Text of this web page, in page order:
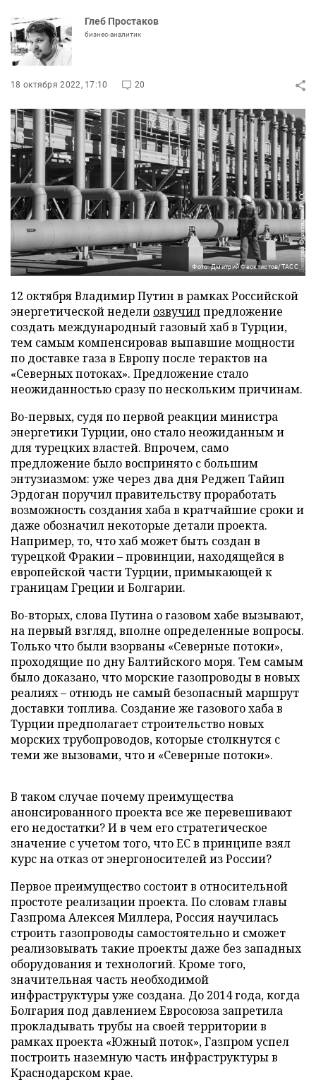
Глеб Простаков
бизнес-аналитик
18 октября 2022, 17:10 20
Фото: Дмитрий Феоктистов/ТАСС
12 октября Владимир Путин в рамках Российской
энергетической недели озвучилпредложение
создать международный газовый хаб в Турции,
тем самым компенсировав выпавшие мощности
по доставке газа в Европу после терактов на
«Северных потоках». Предложение стало
неожиданностью сразу по нескольким причинам.
Во-первых, судя по первой реакции министра
энергетики Турции, оно стало неожиданным и
для турецких властей. Впрочем, само
предложение было воспринято с большим
энтузиазмом: уже через два дня Реджеп Тайип
Эрдоган поручил правительству проработать
возможность создания хаба в кратчайшие сроки и
даже обозначил некоторые детали проекта.
Например, то, что хаб может быть создан в
турецкой Фракии – провинции, находящейся в
европейской части Турции, примыкающей к
границам Греции и Болгарии.
Во-вторых, слова Путина о газовом хабе вызывают,
на первый взгляд, вполне определенные вопросы.
Только что были взорваны «Северные потоки»,
проходящие по дну Балтийского моря. Тем самым
было доказано, что морские газопроводы в новых
реалиях – отнюдь не самый безопасный маршрут
доставки топлива. Создание же газового хаба в
Турции предполагает строительство новых
морских трубопроводов, которые столкнутся с
теми же вызовами, что и «Северные потоки».
В таком случае почему преимущества
анонсированного проекта все же перевешивают
его недостатки? И в чем его стратегическое
значение с учетом того, что ЕС в принципе взял
курс на отказ от энергоносителей из России?
Первое преимущество состоит в относительной
простоте реализации проекта. По словам главы
Газпрома Алексея Миллера, Россия научилась
строить газопроводы самостоятельно и сможет
реализовывать такие проекты даже без западных
оборудования и технологий. Кроме того,
значительная часть необходимой
инфраструктуры уже создана. До 2014 года, когда
Болгария под давлением Евросоюза запретила
прокладывать трубы на своей территории в
рамках проекта «Южный поток», Газпром успел
построить наземную часть инфраструктуры в
Краснодарском крае.